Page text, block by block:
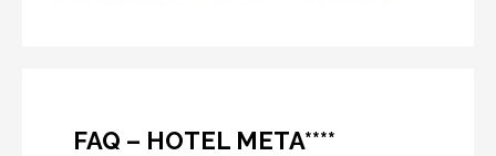
FAQ – HOTEL META****